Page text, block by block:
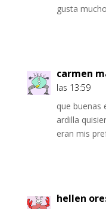
gusta
carmen
las 13:59
que buenas
ardilla
eran mis
hellen